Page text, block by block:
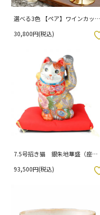
選べる3色 【ペア】ワインカップ
（化粧箱入り）
30,800円(税込)
7.5号招き猫 銀朱地華盛（座布
93,500円(税込)